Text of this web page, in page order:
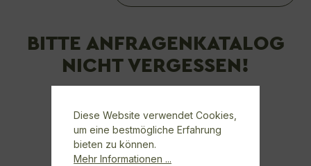
BITTE ANFRAGENKATALOG
NICHT VERGESSEN!
REQUEST CATALOGUE
Diese Website verwendet Cookies,
um eine bestmögliche Erfahrung
bieten zu können.
Mehr Informationen ...